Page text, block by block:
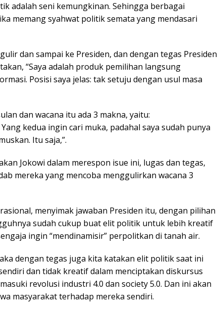
adalah seni kemungkinan. Sehingga berbagai
memang syahwat politik semata yang mendasari
dan sampai ke Presiden, dan dengan tegas Presiden
“Saya adalah produk pemilihan langsung
Posisi saya jelas: tak setuju dengan usul masa
dan wacana itu ada 3 makna, yaitu:
kedua ingin cari muka, padahal saya sudah punya
Itu saja,”.
Jokowi dalam merespon isue ini, lugas dan tegas,
mereka yang mencoba menggulirkan wacana 3
menyimak jawaban Presiden itu, dengan pilihan
sudah cukup buat elit politik untuk lebih kreatif
ingin “mendinamisir” perpolitkan di tanah air.
dengan tegas juga kita katakan elit politik saat ini
dan tidak kreatif dalam menciptakan diskursus
revolusi industri 4.0 dan society 5.0. Dan ini akan
masyarakat terhadap mereka sendiri.